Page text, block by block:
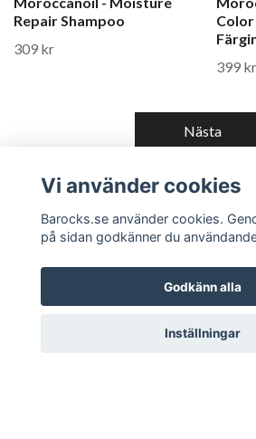
Repair Shampoo
309 kr
399 kr
Nästa
Om oss
Vi använder cookies
Barocks.se använder cookies.
på sidan godkänner du
Godkänn alla
Inställningar